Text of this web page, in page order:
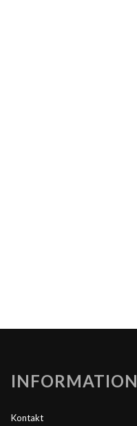
INFORMATION
Kontakt